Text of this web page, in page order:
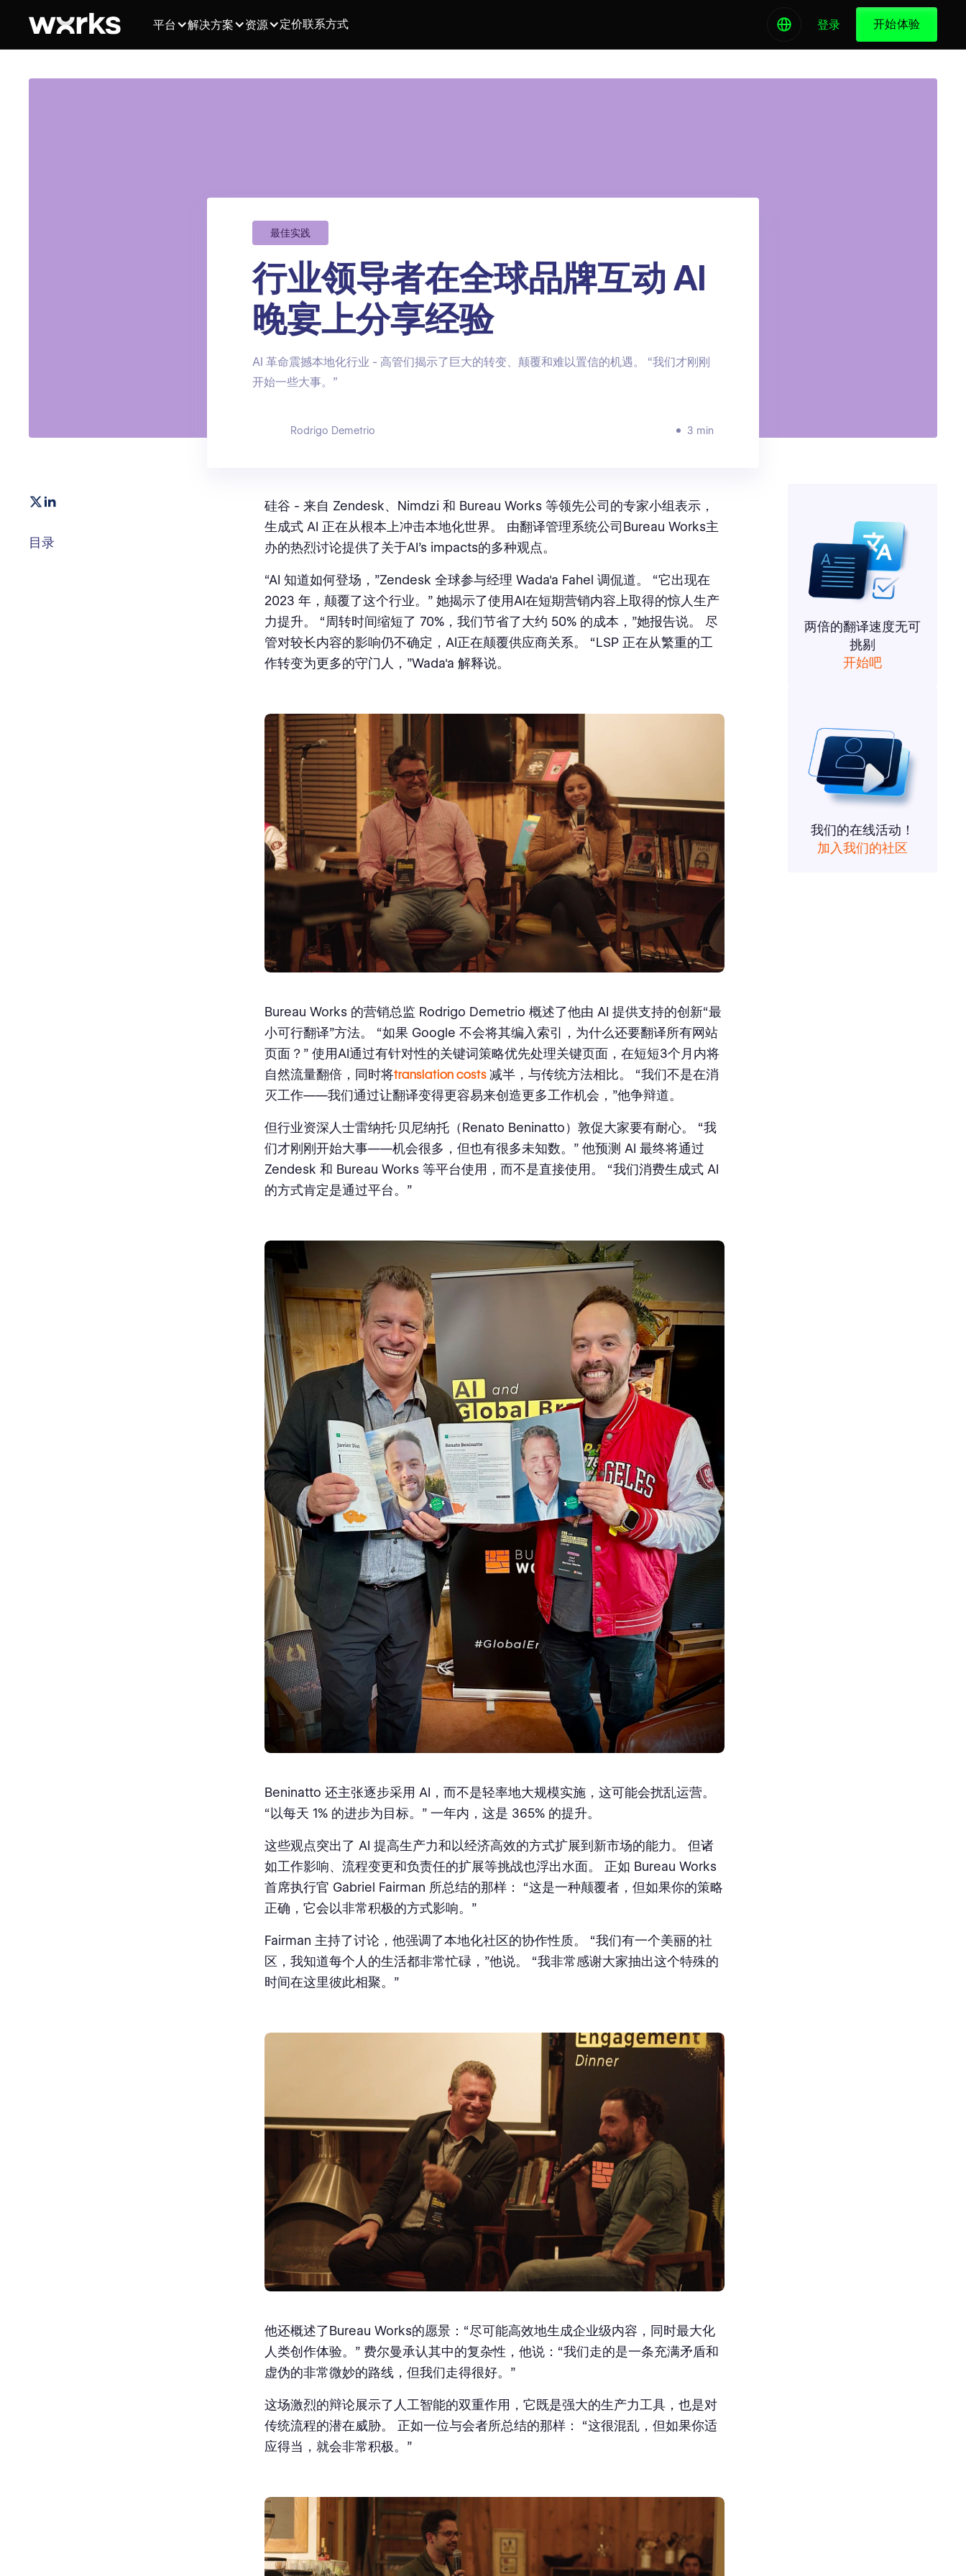
平台 解决方案 资源 定价联系方式 登录 开始体验
最佳实践
行业领导者在全球品牌互动 AI
晚宴上分享经验
AI 革命震撼本地化行业 - 高管们揭示了巨大的转变、颠覆和难以置信的机遇。 “我们才刚刚
开始一些大事。”
Rodrigo Demetrio 3 min
目录
硅谷 - 来自 Zendesk、Nimdzi 和 Bureau Works 等领先公司的专家小组表示，
生成式 AI 正在从根本上冲击本地化世界。 由翻译管理系统公司Bureau Works主
办的热烈讨论提供了关于AI's impacts的多种观点。
“AI 知道如何登场，”Zendesk 全球参与经理 Wada'a Fahel 调侃道。 “它出现在
2023 年，颠覆了这个行业。” 她揭示了使用AI在短期营销内容上取得的惊人生产
力提升。 “周转时间缩短了 70%，我们节省了大约 50% 的成本，”她报告说。 尽
管对较长内容的影响仍不确定，AI正在颠覆供应商关系。 “LSP 正在从繁重的工
作转变为更多的守门人，”Wada'a 解释说。
Bureau Works 的营销总监 Rodrigo Demetrio 概述了他由 AI 提供支持的创新“最
小可行翻译”方法。 “如果 Google 不会将其编入索引，为什么还要翻译所有网站
页面？” 使用AI通过有针对性的关键词策略优先处理关键页面，在短短3个月内将
自然流量翻倍，同时将translation costs减半，与传统方法相比。 “我们不是在消
灭工作——我们通过让翻译变得更容易来创造更多工作机会，”他争辩道。
但行业资深人士雷纳托·贝尼纳托（Renato Beninatto）敦促大家要有耐心。 “我
们才刚刚开始大事——机会很多，但也有很多未知数。” 他预测 AI 最终将通过
Zendesk 和 Bureau Works 等平台使用，而不是直接使用。 “我们消费生成式 AI
的方式肯定是通过平台。”
Beninatto 还主张逐步采用 AI，而不是轻率地大规模实施，这可能会扰乱运营。
“以每天 1% 的进步为目标。” 一年内，这是 365% 的提升。
这些观点突出了 AI 提高生产力和以经济高效的方式扩展到新市场的能力。 但诸
如工作影响、流程变更和负责任的扩展等挑战也浮出水面。 正如 Bureau Works
首席执行官 Gabriel Fairman 所总结的那样： “这是一种颠覆者，但如果你的策略
正确，它会以非常积极的方式影响。”
Fairman 主持了讨论，他强调了本地化社区的协作性质。 “我们有一个美丽的社
区，我知道每个人的生活都非常忙碌，”他说。 “我非常感谢大家抽出这个特殊的
时间在这里彼此相聚。”
他还概述了Bureau Works的愿景：“尽可能高效地生成企业级内容，同时最大化
人类创作体验。” 费尔曼承认其中的复杂性，他说：“我们走的是一条充满矛盾和
虚伪的非常微妙的路线，但我们走得很好。”
这场激烈的辩论展示了人工智能的双重作用，它既是强大的生产力工具，也是对
传统流程的潜在威胁。 正如一位与会者所总结的那样： “这很混乱，但如果你适
应得当，就会非常积极。”
两倍的翻译速度无可
挑剔
开始吧
我们的在线活动！
加入我们的社区